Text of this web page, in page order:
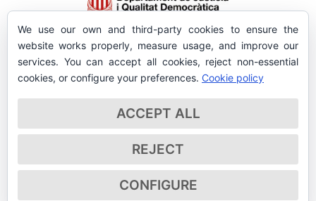
We use our own and third-party cookies to ensure the
website works properly, measure usage, and improve our
services. You can accept all cookies, reject non-essential
cookies, or configure your preferences. Cookie policy
ACCEPT ALL
REJECT
CONFIGURE